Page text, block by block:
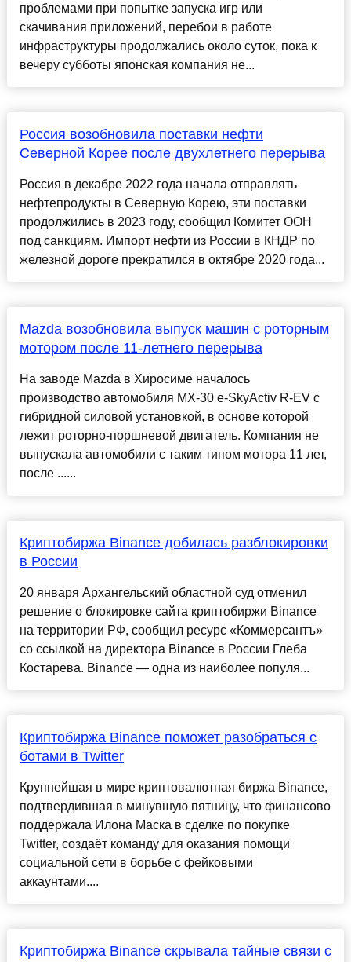
проблемами при попытке запуска игр или
скачивания приложений, перебои в работе
инфраструктуры продолжались около суток, пока к
вечеру субботы японская компания не...
Россия возобновила поставки нефти
Северной Корее после двухлетнего перерыва
Россия в декабре 2022 года начала отправлять
нефтепродукты в Северную Корею, эти поставки
продолжились в 2023 году, сообщил Комитет ООН
под санкциям. Импорт нефти из России в КНДР по
железной дороге прекратился в октябре 2020 года...
Mazda возобновила выпуск машин с роторным
мотором после 11-летнего перерыва
На заводе Mazda в Хиросиме началось
производство автомобиля MX-30 e-SkyActiv R-EV с
гибридной силовой установкой, в основе которой
лежит роторно-поршневой двигатель. Компания не
выпускала автомобили с таким типом мотора 11 лет,
после ......
Криптобиржа Binance добилась разблокировки
в России
20 января Архангельский областной суд отменил
решение о блокировке сайта криптобиржи Binance
на территории РФ, сообщил ресурс «Коммерсантъ»
со ссылкой на директора Binance в России Глеба
Костарева. Binance — одна из наиболее популя...
Криптобиржа Binance поможет разобраться с
ботами в Twitter
Крупнейшая в мире криптовалютная биржа Binance,
подтвердившая в минувшую пятницу, что финансово
поддержала Илона Маска в сделке по покупке
Twitter, создаёт команду для оказания помощи
социальной сети в борьбе с фейковыми
аккаунтами....
Криптобиржа Binance скрывала тайные связи с